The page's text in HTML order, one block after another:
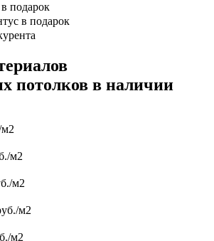
подарок
в подарок
потолков в наличии
м2
м2
м2
м2
м2